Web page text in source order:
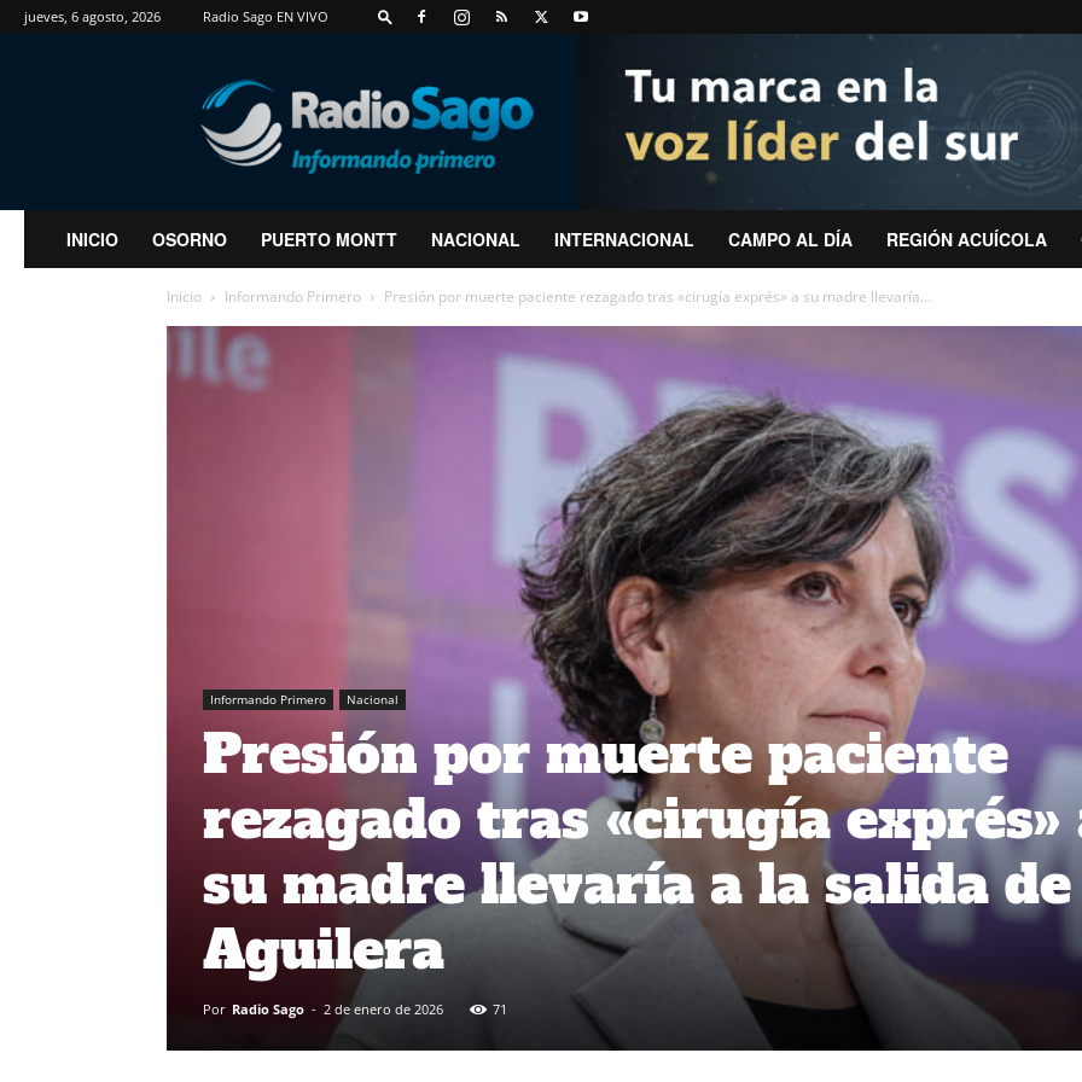
jueves, 6 agosto, 2026 Radio Sago EN VIVO
RadioSago
INICIO OSORNO PUERTO MONTT NACIONAL INTERNACIONAL CAMPO AL DÍA REGIÓN ACUÍCOLA
Inicio Informando Primero Presión por muerte paciente rezagado tras «cirugía exprés» a su madre llevaría...
Informando Primero Nacional
Presión por muerte paciente
rezagado tras «cirugía exprés»
su madre llevaría a la salida de
Aguilera
Por Radio Sago - 2 de enero de 2026 71